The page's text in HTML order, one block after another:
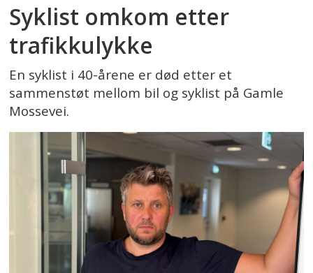
Syklist omkom etter
trafikkulykke
En syklist i 40-årene er død etter et
sammenstøt mellom bil og syklist på Gamle
Mossevei.